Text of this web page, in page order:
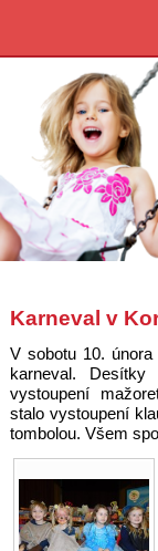
Karneval v
V sobotu 10.
karneval.
vystoupení
stalo vystoupení
tombolou. Všem